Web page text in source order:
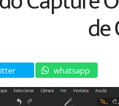
de
whatsapp